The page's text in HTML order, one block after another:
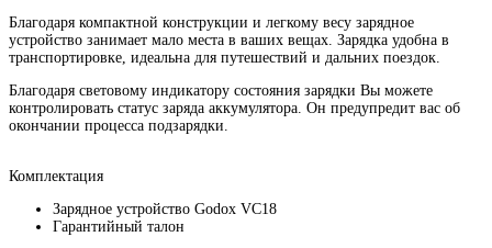
Благодаря компактной конструкции и легкому весу зарядное
устройство занимает мало места в ваших вещах. Зарядка удобна в
транспортировке, идеальна для путешествий и дальних поездок.
Благодаря световому индикатору состояния зарядки Вы можете
контролировать статус заряда аккумулятора. Он предупредит вас об
окончании процесса подзарядки.
Комплектация
Зарядное устройство Godox VC18
Гарантийный талон